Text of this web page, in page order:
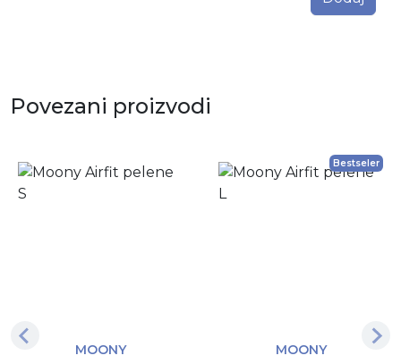
Povezani proizvodi
MOONY
Bestseler
MOONY